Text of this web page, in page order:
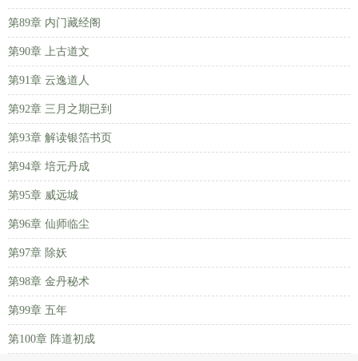
第89章 内门藏经阁
第90章 上古道文
第91章 云逸道人
第92章 三月之期已到
第93章 解读银箔书页
第94章 培元丹成
第95章 威远城
第96章 仙师临尘
第97章 除妖
第98章 金丹秘术
第99章 五年
第100章 阵道初成